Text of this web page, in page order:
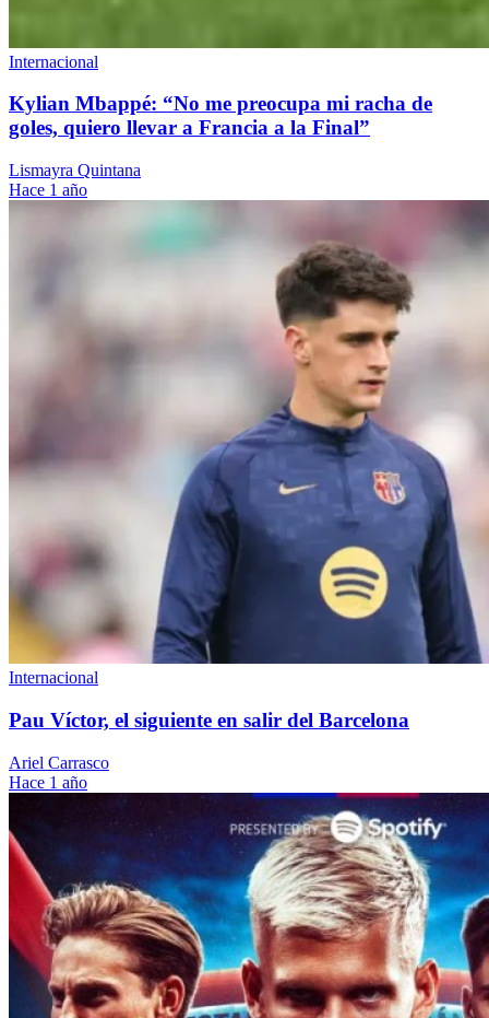
Internacional
Kylian Mbappé: “No me preocupa mi racha de
goles, quiero llevar a Francia a la Final”
Lismayra Quintana
Hace 1 año
Internacional
Pau Víctor, el siguiente en salir del Barcelona
Ariel Carrasco
Hace 1 año